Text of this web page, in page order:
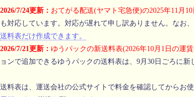
2026/7/24更新： おてがる配送(ヤマト宅急便)の2025年11月
も対応しています。対応が遅れて申し訳ありません。なお
送料表だけ作成できます。
2026/7/21更新： ゆうパックの新送料表(2026年10月1日の運
ョンで追加できるゆうパックの送料表は、9月30日ごろに新
送料表は、運送会社の公式サイトで料金を確認してからお